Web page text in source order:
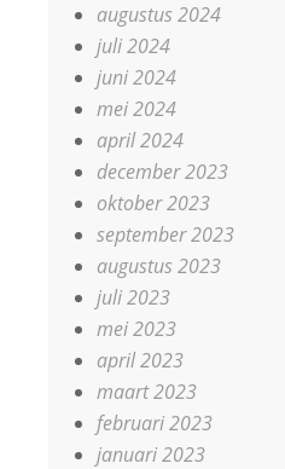
augustus 2024
juli 2024
juni 2024
mei 2024
april 2024
december 2023
oktober 2023
september 2023
augustus 2023
juli 2023
mei 2023
april 2023
maart 2023
februari 2023
januari 2023